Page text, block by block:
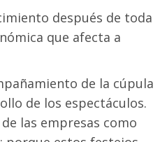
después de toda
que afecta a
de la cúpula
de los espectáculos.
las empresas como